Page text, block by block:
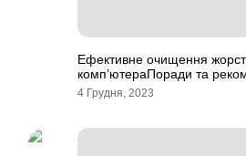
Ефективне очищення
комп’ютераПоради та
4 Грудня, 2023